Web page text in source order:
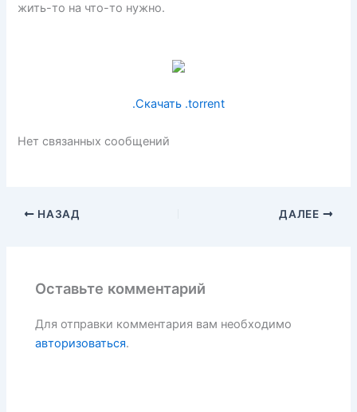
жить-то на что-то нужно.
.Скачать .torrent
Нет связанных сообщений
НАЗАД ДАЛЕЕ
Оставьте комментарий
Для отправки комментария вам необходимо
авторизоваться.